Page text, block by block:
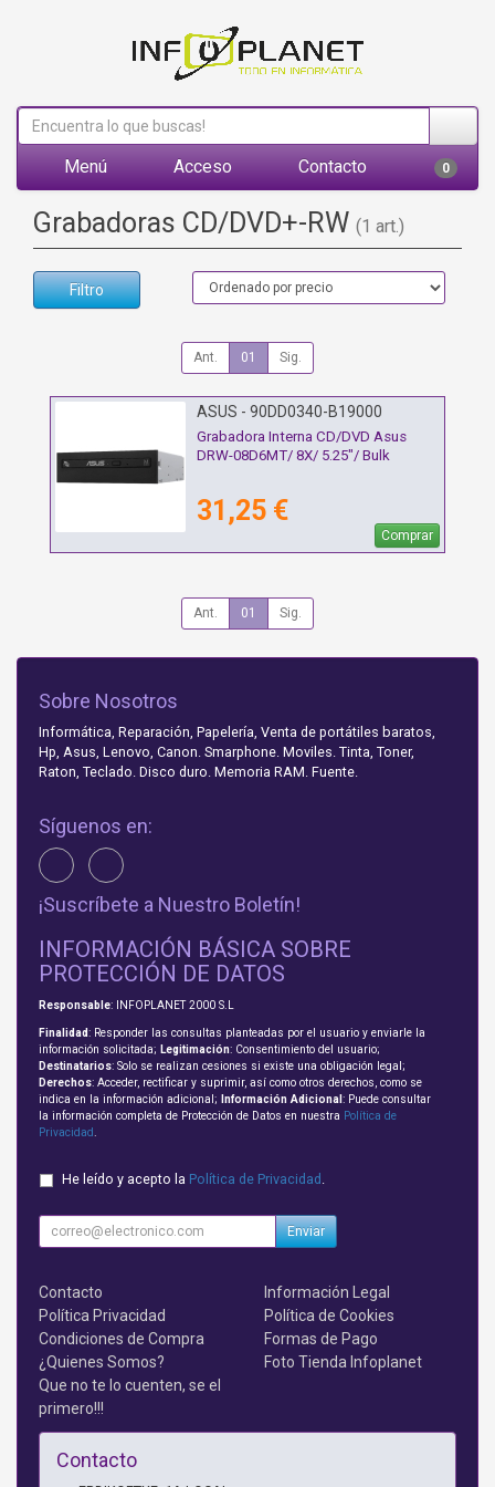
Menú Acceso Contacto 0
Grabadoras CD/DVD+-RW (1 art.)
Filtro
Ant. 01 Sig.
ASUS - 90DD0340-B19000
Grabadora Interna CD/DVD Asus
DRW-08D6MT/ 8X/ 5.25"/ Bulk
31,25 €
Comprar
Ant. 01 Sig.
Sobre Nosotros
Informática, Reparación, Papelería, Venta de portátiles baratos,
Hp, Asus, Lenovo, Canon. Smarphone. Moviles. Tinta, Toner,
Raton, Teclado. Disco duro. Memoria RAM. Fuente.
Síguenos en:
¡Suscríbete a Nuestro Boletín!
INFORMACIÓN BÁSICA SOBRE
PROTECCIÓN DE DATOS
Responsable: INFOPLANET 2000 S.L
Finalidad: Responder las consultas planteadas por el usuario y enviarle la
información solicitada; Legitimación: Consentimiento del usuario;
Destinatarios: Solo se realizan cesiones si existe una obligación legal;
Derechos: Acceder, rectificar y suprimir, así como otros derechos, como se
indica en la información adicional;
Información Adicional : Puede consultar
la información completa de Protección de Datos en nuestra Política de
Privacidad
He leído y acepto la Política de Privacidad .
Enviar
Contacto
Información Legal
Política Privacidad
Política de Cookies
Condiciones de Compra
Formas de Pago
¿Quienes Somos?
Foto Tienda Infoplanet
Que no te lo cuenten, se el
primero!!!
Contacto